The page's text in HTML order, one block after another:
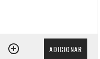
ADICIONAR